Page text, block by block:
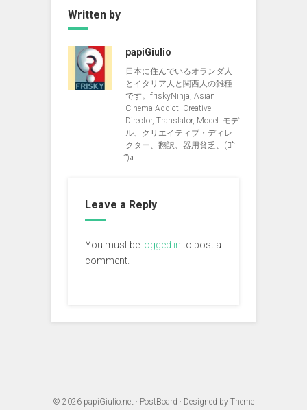
Written by
papiGiulio
日本に住んでいるオランダ人
とイタリア人と関西人の雑種
です。friskyNinja, Asian
Cinema Addict, Creative
Director, Translator, Model. モデ
ル、クリエイティブ・ディレ
クター、翻訳、器用貧乏、(ง︡'-
'︠)ง
Leave a Reply
You must be logged into post a
comment.
© 2026 papiGiulio.net · PostBoard · Designed by Theme